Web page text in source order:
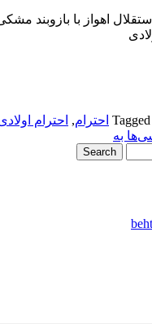
اهواز با بازوبند
Tagged احترام, احترام
به